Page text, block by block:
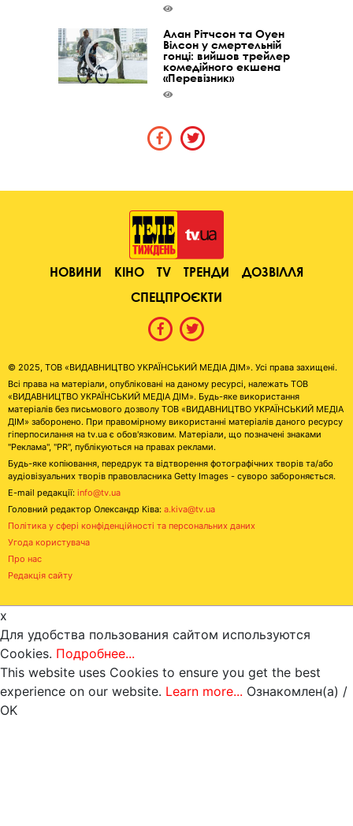
Алан Рітчсон та Оуен
Вілсон у смертельній
гонці: вийшов трейлер
комедійного екшена
«Перевізник»
НОВИНИ КІНО TV ТРЕНДИ
ДОЗВІЛЛЯ
СПЕЦПРОЄКТИ
© 2025, ТОВ «ВИДАВНИЦТВО УКРАЇНСЬКИЙ МЕДІА ДІМ». Усі права захищені.
Всі права на матеріали, опубліковані на даному ресурсі, належать ТОВ
«ВИДАВНИЦТВО УКРАЇНСЬКИЙ МЕДІА ДІМ». Будь-яке використання
матеріалів без письмового дозволу ТОВ «ВИДАВНИЦТВО УКРАЇНСЬКИЙ МЕДІА
ДІМ» заборонено. При правомірному використанні матеріалів даного ресурсу
гіперпосилання на tv.ua є обов'язковим. Матеріали, що позначені знаками
"Реклама", "PR", публікуються на правах реклами.
Будь-яке копіювання, передрук та відтворення фотографічних творів та/або
аудіовізуальних творів правовласника Getty Images - суворо забороняється.
E-mail редакції: info@tv.ua
Головний редактор Олександр Ківа: a.kiva@tv.ua
Політика у сфері конфіденційності та персональних даних
Угода користувача
Про нас
Редакція сайту
x
Для удобства пользования сайтом используются
Cookies. Подробнее...
This website uses Cookies to ensure you get the best
experience on our website. Learn more... Ознакомлен(а) /
OK